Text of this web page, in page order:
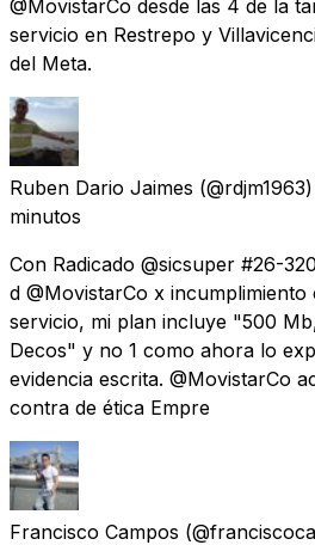
@MovistarCo desde las 4 de la
servicio en Restrepo y
del Meta.
Ruben Dario Jaimes
minutos
Con Radicado @sicsuper #26-
d @MovistarCo x
servicio, mi plan incluye "500
Decos" y no 1 como ahora lo
evidencia escrita. @MovistarCo
contra de ética Empre
Francisco Campos